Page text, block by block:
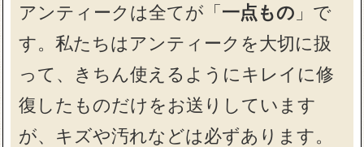
アンティークは全てが「一点もの 」で
す。私たちはアンティークを大切に扱
って、きちん使えるようにキレイに修
復したものだけをお送りしています
が、キズや汚れなどは必ずあります。